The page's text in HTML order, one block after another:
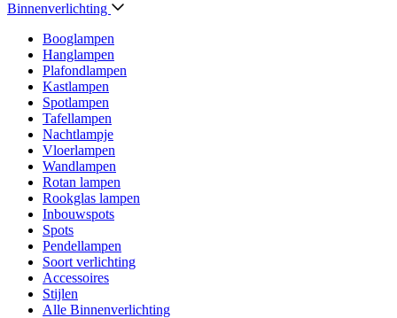
Binnenverlichting
Booglampen
Hanglampen
Plafondlampen
Kastlampen
Spotlampen
Tafellampen
Nachtlampje
Vloerlampen
Wandlampen
Rotan lampen
Rookglas lampen
Inbouwspots
Spots
Pendellampen
Soort verlichting
Accessoires
Stijlen
Alle Binnenverlichting